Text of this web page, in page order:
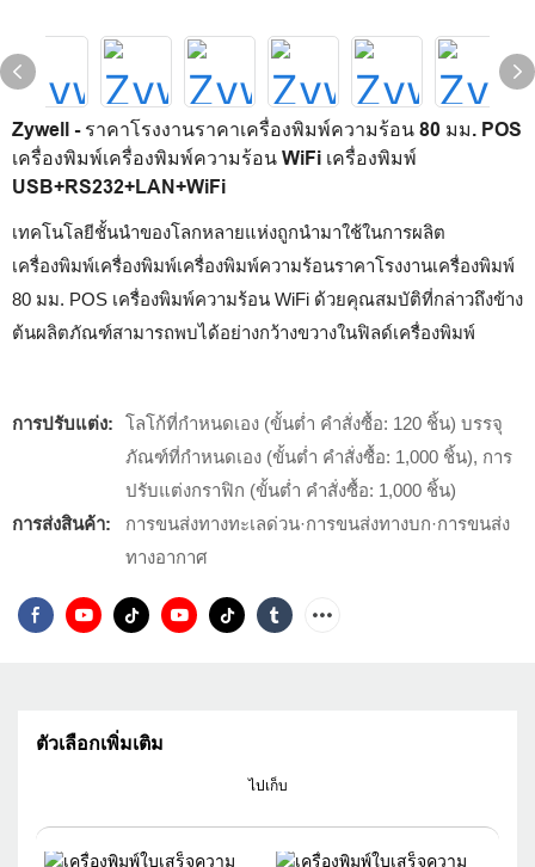
Zywell - ราคาโรงงานราคาเครื่องพิมพ์ความร้อน 80 มม. POS
เครื่องพิมพ์เครื่องพิมพ์ความร้อน WiFi เครื่องพิมพ์
USB+RS232+LAN+WiFi
เทคโนโลยีชั้นนำของโลกหลายแห่งถูกนำมาใช้ในการผลิต
เครื่องพิมพ์เครื่องพิมพ์เครื่องพิมพ์ความร้อนราคาโรงงานเครื่องพิมพ์
80 มม. POS เครื่องพิมพ์ความร้อน WiFi ด้วยคุณสมบัติที่กล่าวถึงข้าง
ต้นผลิตภัณฑ์สามารถพบได้อย่างกว้างขวางในฟิลด์เครื่องพิมพ์
การปรับแต่ง:
โลโก้ที่กำหนดเอง (ขั้นต่ำ คำสั่งซื้อ: 120 ชิ้น) บรรจุ
ภัณฑ์ที่กำหนดเอง (ขั้นต่ำ คำสั่งซื้อ: 1,000 ชิ้น), การ
ปรับแต่งกราฟิก (ขั้นต่ำ คำสั่งซื้อ: 1,000 ชิ้น)
การส่งสินค้า:
การขนส่งทางทะเลด่วน·การขนส่งทางบก·การขนส่ง
ทางอากาศ
ตัวเลือกเพิ่มเติม
ไปเก็บ